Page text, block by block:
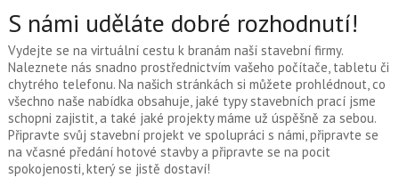
S námi uděláte dobré rozhodnutí!
Vydejte se na virtuální cestu k branám naší stavební firmy.
Naleznete nás snadno prostřednictvím vašeho počítače, tabletu či
chytrého telefonu. Na našich stránkách si můžete prohlédnout, co
všechno naše nabídka obsahuje, jaké typy stavebních prací jsme
schopni zajistit, a také jaké projekty máme už úspěšně za sebou.
Připravte svůj stavební projekt ve spolupráci s námi, připravte se
na včasné předání hotové stavby a připravte se na pocit
spokojenosti, který se jistě dostaví!